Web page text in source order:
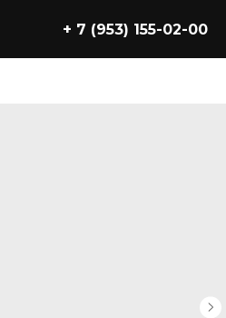
+ 7 (953) 155-02-00